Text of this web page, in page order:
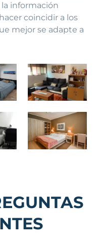
información
coincidir a los
mejor se adapte a